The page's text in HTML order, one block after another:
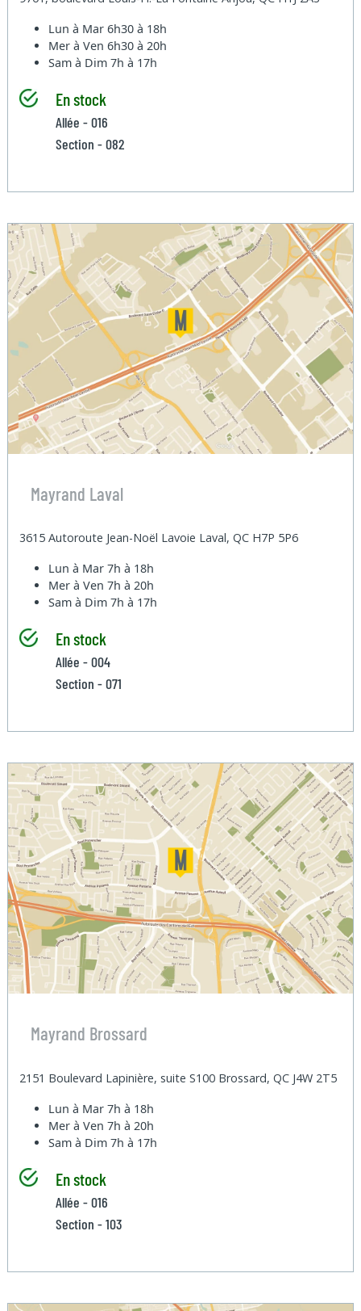
Lun à Mar6h30 à 18h
Mer à Ven6h30 à 20h
Sam à Dim7h à 17h
En stock
Allée - 016
Section - 082
Mayrand Laval
3615 Autoroute Jean-Noël Lavoie Laval, QC H7P 5P6
Lun à Mar7h à 18h
Mer à Ven7h à 20h
Sam à Dim7h à 17h
En stock
Allée - 004
Section - 071
Mayrand Brossard
2151 Boulevard Lapinière, suite S100 Brossard, QC J4W 2T5
Lun à Mar7h à 18h
Mer à Ven7h à 20h
Sam à Dim7h à 17h
En stock
Allée - 016
Section - 103